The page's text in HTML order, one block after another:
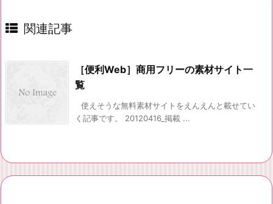
関連記事
［便利Web］商用フリーの素材サイト一
覧
使えそうな無料素材サイトをえんえんと載せてい
く記事です。 20120416_掲載 ...